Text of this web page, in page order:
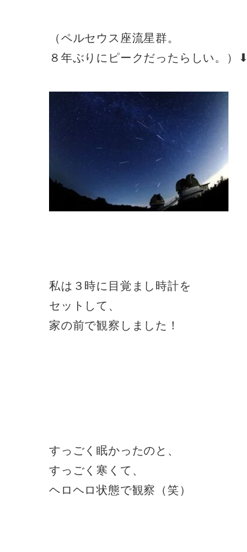
（ペルセウス座流星群。
８年ぶりにピークだったらしい。）⬇︎
私は３時に目覚まし時計を
セットして、
家の前で観察しました！
すっごく眠かったのと、
すっごく寒くて、
ヘロヘロ状態で観察（笑）